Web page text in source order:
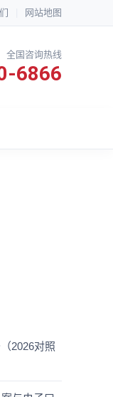
网站地图
全国咨询热线
6866
2026对照